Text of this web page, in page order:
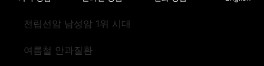
Post navigation
전립선암 남성암 1위 시대
여름철 안과질환